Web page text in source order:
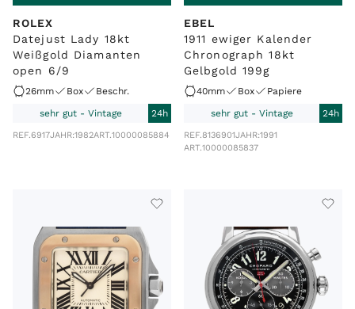
ROLEX
Datejust Lady 18kt
Weißgold Diamanten
open 6/9
26mm Box
Beschr.
sehr gut - Vintage
24h
REF.6917JAHR:1982ART.10000085884
EBEL
1911 ewiger Kalender
Chronograph 18kt
Gelbgold 199g
40mm Box
Papiere
sehr gut - Vintage
24h
REF.8136901JAHR:1991
ART.10000085837